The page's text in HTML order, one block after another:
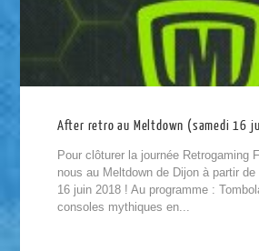
After retro au Meltdown (samedi 16
Pour clôturer la journée Retrogaming
nous au Meltdown de Dijon à partir
16 juin 2018 ! Au programme :
consoles mythiques en...